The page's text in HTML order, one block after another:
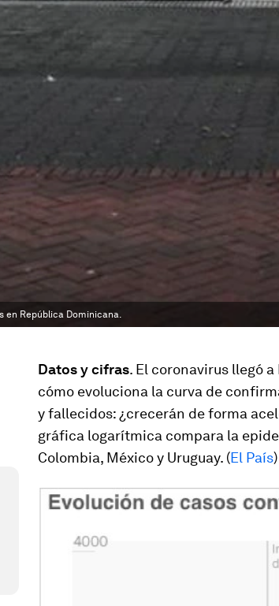
en República Dominicana.
Datos y cifras. El coronavirus llegó
cómo evoluciona la curva de
y fallecidos: ¿crecerán de forma
gráfica logarítmica compara la
Colombia, México y Uruguay. (El País)